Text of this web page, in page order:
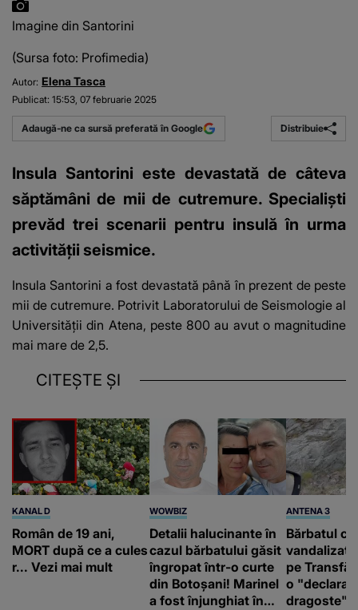
Imagine din Santorini
(Sursa foto: Profimedia)
Autor: Elena Tasca
Publicat: 15:53, 07 februarie 2025
Adaugă-ne ca sursă preferată în Google Distribuie
Insula Santorini este devastată de câteva
săptămâni de mii de cutremure. Specialiști
prevăd trei scenarii pentru insulă în urma
activității seismice.
Insula Santorini a fost devastată până în prezent de peste
mii de cutremure. Potrivit Laboratorului de Seismologie al
Universităţii din Atena, peste 800 au avut o magnitudine
mai mare de 2,5.
CITEȘTE ȘI
KANAL D
Român de 19 ani,
MORT după ce a cules
r... Vezi mai mult
WOWBIZ
Detalii halucinante în
cazul bărbatului găsit
îngropat într-o curte
din Botoșani! Marinel
a fost înjunghiat în
ANTENA 3
Bărbatul
vandalizat
pe
o
dragoste"